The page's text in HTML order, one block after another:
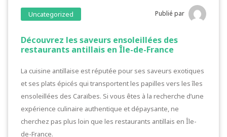
Uncategorized Publié par
Découvrez les saveurs ensoleillées des
restaurants antillais en Île-de-France
La cuisine antillaise est réputée pour ses saveurs exotiques
et ses plats épicés qui transportent les papilles vers les îles
ensoleillées des Caraïbes. Si vous êtes à la recherche d’une
expérience culinaire authentique et dépaysante, ne
cherchez pas plus loin que les restaurants antillais en Île-
de-France.